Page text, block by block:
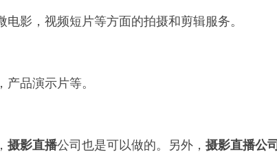
影，视频短片等方面的拍摄和剪辑服务。
品演示片等。
， 摄影直播公司也是可以做的。另外， 摄影直播公司